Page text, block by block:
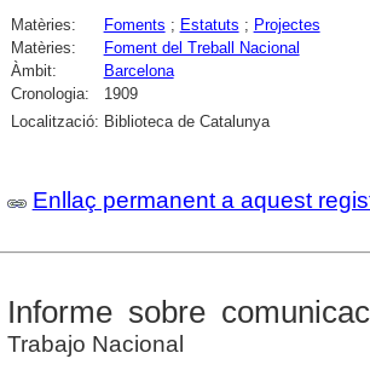
Matèries: Foments ; Estatuts ; Projectes
Matèries:
Foment del Treball Nacional
Àmbit:
Barcelona
Cronologia:
1909
Localització: Biblioteca de Catalunya
Enllaç permanent a aquest
Informe sobre
Trabajo Nacional